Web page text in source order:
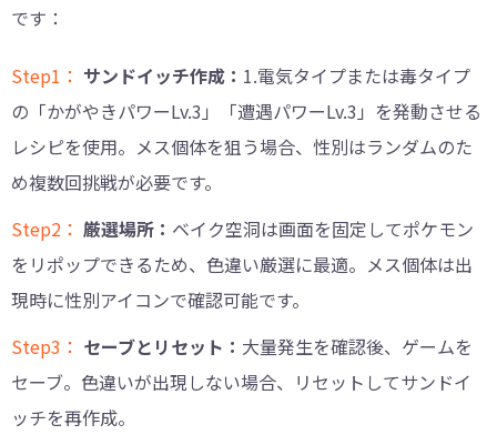
です：
Step1： サンドイッチ作成： 1.電気タイプまたは毒タイプ
の「かがやきパワーLv.3」「遭遇パワーLv.3」を発動させる
レシピを使用。メス個体を狙う場合、性別はランダムのた
め複数回挑戦が必要です。
Step2： 厳選場所： ベイク空洞は画面を固定してポケモン
をリポップできるため、色違い厳選に最適。メス個体は出
現時に性別アイコンで確認可能です。
Step3： セーブとリセット： 大量発生を確認後、ゲームを
セーブ。色違いが出現しない場合、リセットしてサンドイ
ッチを再作成。